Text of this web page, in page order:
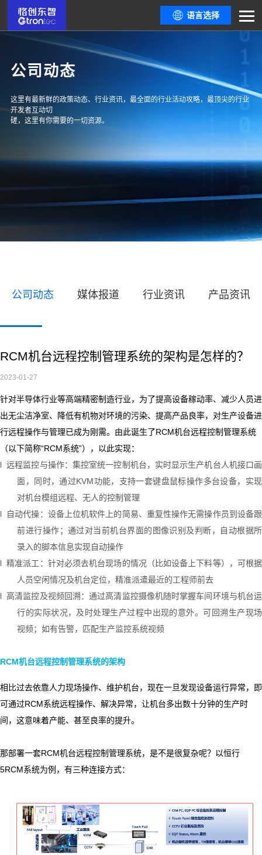
语言选择
公司动态
这里有最新鲜的政策动态、行业资讯，最全面的行业活动攻略，最顶尖的行业
开发者互动切
磋，这里有你需要的一切资源。
公司动态 媒体报道 行业资讯 产品资讯
RCM机台远程控制管理系统的架构是怎样的？
2023-01-27
针对半导体行业等高端精密制造行业，为了提高设备稼动率、减少人员进
出无尘洁净室、降低有机物对环境的污染、提高产品良率，对生产设备进
行远程操作与管理已成为刚需。由此诞生了RCM机台远程控制管理系统
（以下简称“RCM系统”），以此实现：
l 远程监控与操作：集控室统一控制机台，实时显示生产机台人机接口画
面，同时，通过KVM功能，支持一套键盘鼠标操作多台设备，实现
对机台模组远程、无人的控制管理
l
自动代操：设备上位机软件上的简易、重复性操作无需操作员到设备跟
前进行操作；通过对当前机台界面的图像识别及判断，自动根据所
录入的脚本信息实现自动操作
l 精准派工：针对必须去机台现场的情况（比如设备上下料等），可根据
人员空闲情况及机台定位，精准派遣最近的工程师前去
l 高清监控及视频回溯：通过高清监控摄像机随时掌握车间环境与机台运
行的实际状况，及时处理生产过程中出现的意外。可回溯生产现场
视频；如有告警，匹配生产监控系统视频
RCM机台远程控制管理系统的架构
相比过去依靠人力现场操作、维护机台，现在一旦发现设备运行异常，即
可通过RCM系统远程操作、解决异常，让机台多出数十分钟的生产时
间，这意味着产能、甚至良率的提升。
那部署一套RCM机台远程控制管理系统，是不是很复杂呢？以恒行
5RCM系统为例，有三种连接方式：